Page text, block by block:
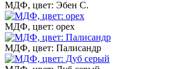
МДФ, цвет: Эбен С.
МДФ, цвет: орех
МДФ, цвет: Палисандр